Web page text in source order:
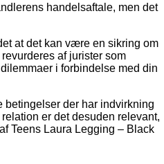
handelsaftale, men det
at det kan være en sikring om
af jurister som
i forbindelse med din
der har indvirkning
er det desuden relevant,
Teens Laura Legging – Black